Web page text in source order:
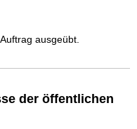
ausgeübt.
der öffentlichen